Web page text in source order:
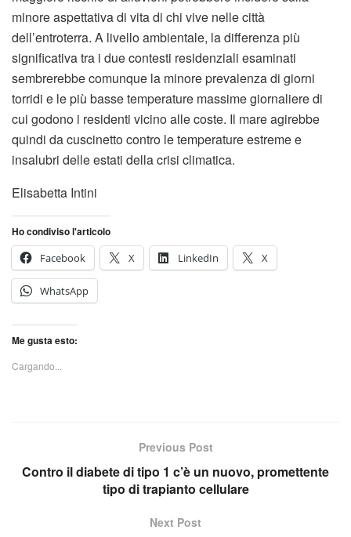
minore aspettativa di vita di chi vive nelle città
dell’entroterra. A livello ambientale, la differenza più
significativa tra i due contesti residenziali esaminati
sembrerebbe comunque la minore prevalenza di giorni
torridi e le più basse temperature massime giornaliere di
cui godono i residenti vicino alle coste. Il mare agirebbe
quindi da cuscinetto contro le temperature estreme e
insalubri delle estati della crisi climatica.
Elisabetta Intini
Ho condiviso l'articolo
Facebook
X LinkedIn X
WhatsApp
Me gusta esto:
Cargando...
Previous Post
Contro il diabete di tipo 1 c’è un nuovo, promettente
tipo di trapianto cellulare
Next Post